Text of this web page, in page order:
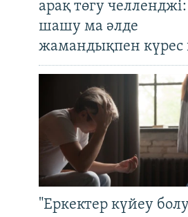
арақ төгу
шашу ма әлде
жамандықпен күрес
"Еркектер күйеу